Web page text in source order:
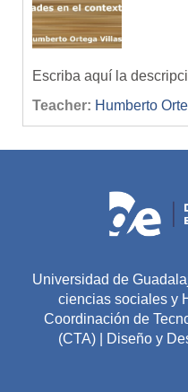
Escriba aquí la
Teacher: Humberto
Universidad de
ciencias sociales y
Coordinación de
(CTA) | Diseño y